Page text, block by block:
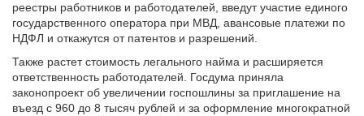
реестры работников и работодателей, введут участие единого
государственного оператора при МВД, авансовые платежи по
НДФЛ и откажутся от патентов и разрешений.
Также растет стоимость легального найма и расширяется
ответственность работодателей. Госдума приняла
законопроект об увеличении госпошлины за приглашение на
въезд с 960 до 8 тысяч рублей и за оформление многократной